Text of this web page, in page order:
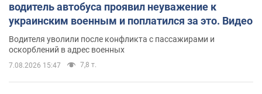
водитель автобуса проявил неуважение к
украинским военным и поплатился за это. Видео
Водителя уволили после конфликта с пассажирами и
оскорблений в адрес военных
7.08.2026 15:47 7,8 т.